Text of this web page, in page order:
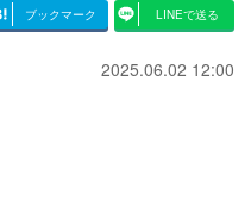
ブックマーク LINEで送る
2025.06.02 12:00